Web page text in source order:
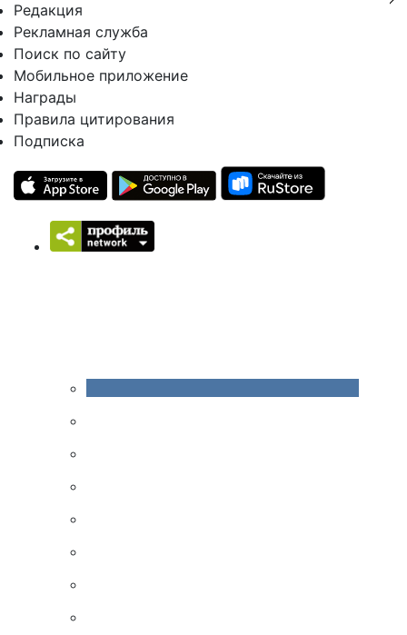
Редакция
Рекламная служба
Поиск по сайту
Мобильное приложение
Награды
Правила цитирования
Подписка